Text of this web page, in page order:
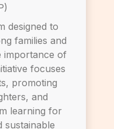
designed to
families and
importance of
focuses
promoting
and
learning for
sustainable